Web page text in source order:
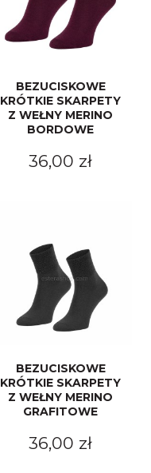
BEZUCISKOWE
KRÓTKIE SKARPETY
Z WEŁNY MERINO
BORDOWE
36,00 zł
BEZUCISKOWE
KRÓTKIE SKARPETY
Z WEŁNY MERINO
GRAFITOWE
36,00 zł